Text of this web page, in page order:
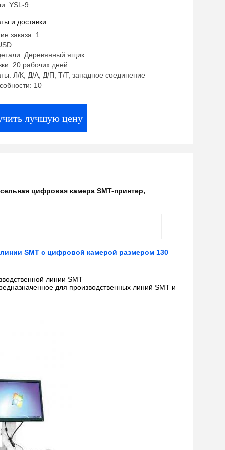
YSL-9
и доставки
заказа: 1
Деревянный ящик
20 рабочих дней
Л/К, Д/А, Д/П, Т/Т, западное соединение
10
лучшую цену
цифровая камера SMT-принтер,
SMT с цифровой камерой размером 130
линии SMT
для производственных линий SMT и